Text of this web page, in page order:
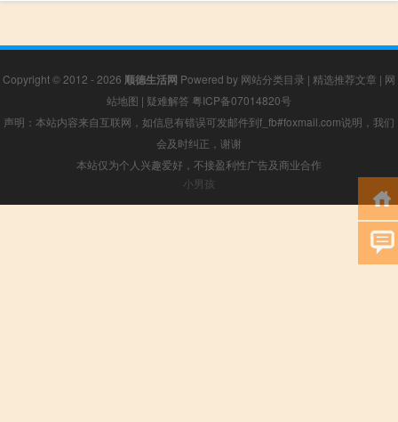
Copyright © 2012 - 2026 顺德生活网 Powered by 网站分类目录 | 精选推荐文章 | 网
站地图 | 疑难解答 粤ICP备07014820号
声明：本站内容来自互联网，如信息有错误可发邮件到f_fb#foxmail.com说明，我们
会及时纠正，谢谢
本站仅为个人兴趣爱好，不接盈利性广告及商业合作
小男孩